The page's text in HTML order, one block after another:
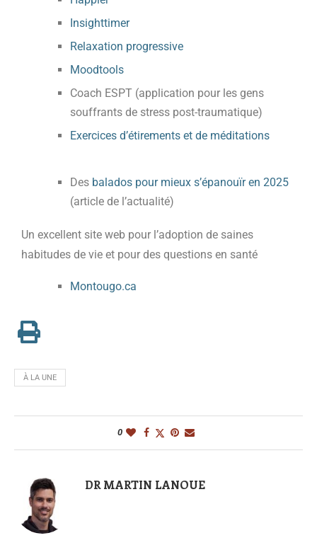
Insighttimer
Relaxation progressive
Moodtools
Coach ESPT (application pour les gens
souffrants de stress post-traumatique)
Exercices d’étirements et de méditations
Des balados pour mieux s’épanouïr en 2025
(article de l’actualité)
Un excellent site web pour l’adoption de saines
habitudes de vie et pour des questions en santé
Montougo.ca
À LA UNE
0
DR MARTIN LANOUE